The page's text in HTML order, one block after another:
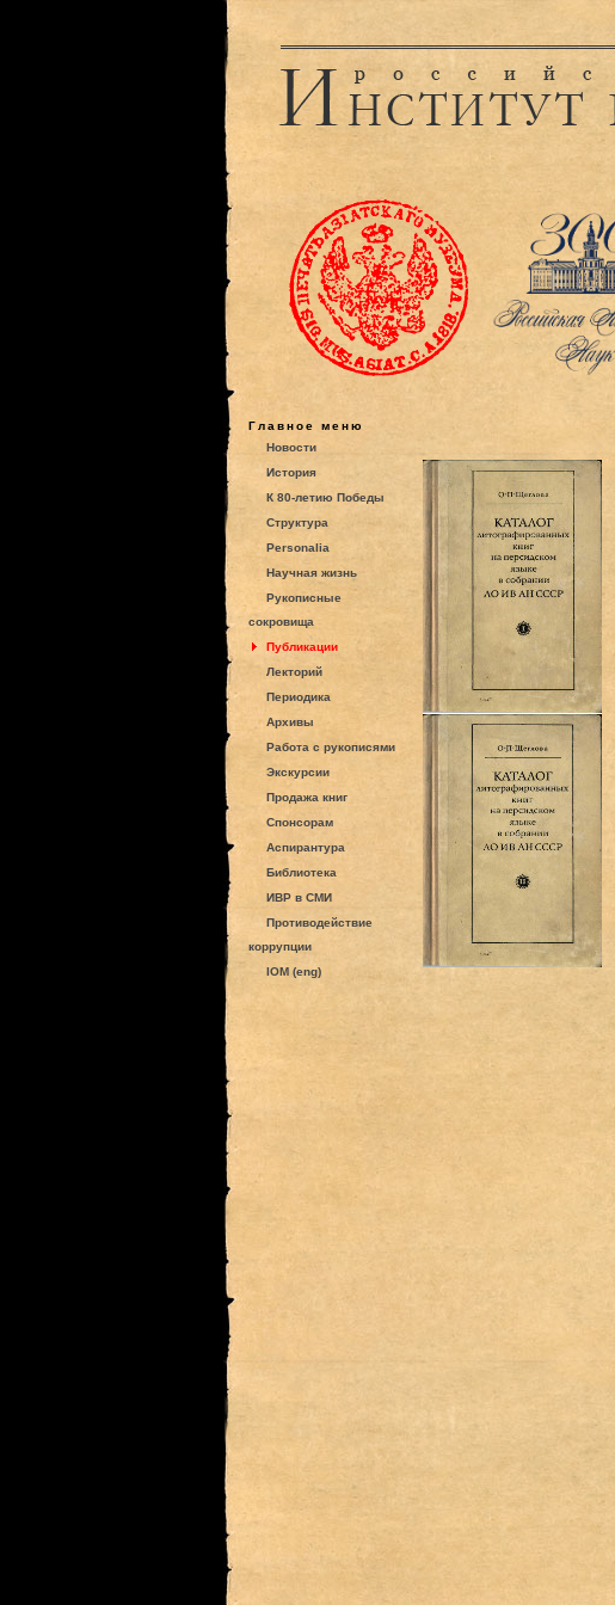
Главное меню
Новости
История
К 80-летию Победы
Структура
Personalia
Научная жизнь
Рукописные
сокровища
Публикации
Лекторий
Периодика
Архивы
Работа с рукописями
Экскурсии
Продажа книг
Спонсорам
Аспирантура
Библиотека
ИВР в СМИ
Противодействие
коррупции
IOM (eng)